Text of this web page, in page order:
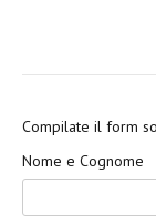
Compilate il form
Nome e Cognome